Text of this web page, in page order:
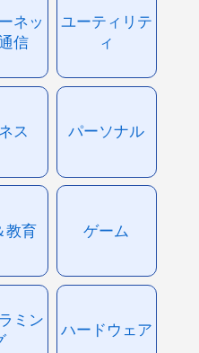
ネッ
信
ユーティリテ
ィ
ス パーソナル
教育 ゲーム
ミン
ハードウェア